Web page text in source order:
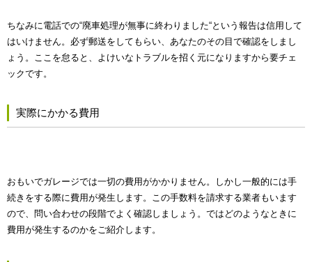
ちなみに電話での“廃車処理が無事に終わりました“という報告は信用して
はいけません。必ず郵送をしてもらい、あなたのその目で確認をしまし
ょう。ここを怠ると、よけいなトラブルを招く元になりますから要チェ
ックです。
実際にかかる費用
おもいでガレージでは一切の費用がかかりません。しかし一般的には手
続きをする際に費用が発生します。この手数料を請求する業者もいます
ので、問い合わせの段階でよく確認しましょう。ではどのようなときに
費用が発生するのかをご紹介します。